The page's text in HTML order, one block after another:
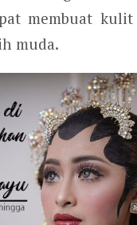
membuat
muda.